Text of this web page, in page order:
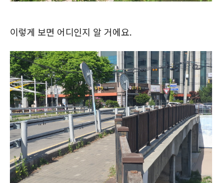
이렇게 보면 어디인지 알 거에요.